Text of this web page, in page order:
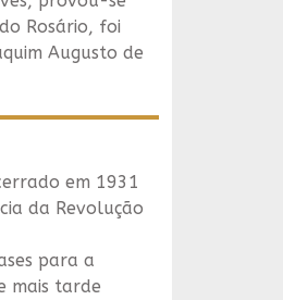
Rosário, foi
Augusto de
em 1931
da Revolução
para a
mais tarde